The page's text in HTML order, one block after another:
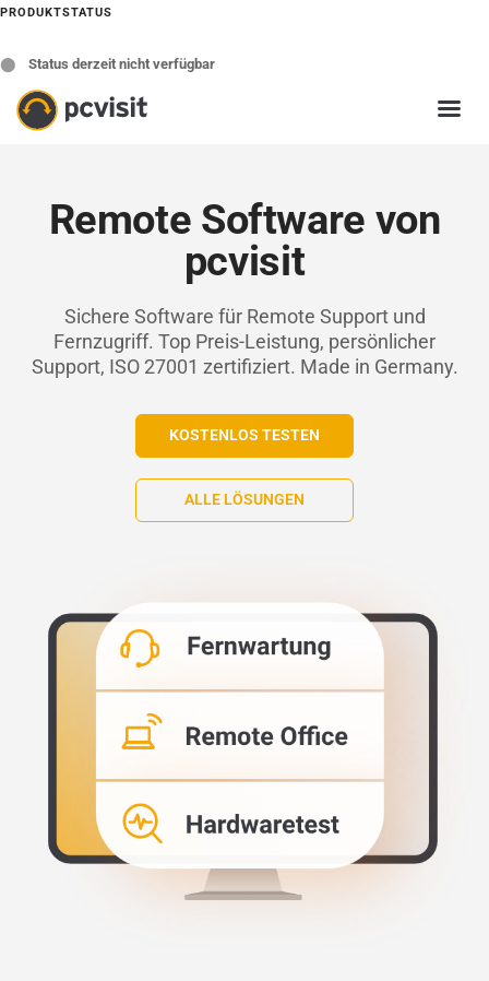
PRODUKTSTATUS
⬤ Status derzeit nicht verfügbar
Remote Software von
pcvisit
Sichere Software für Remote Support und
Fernzugriff. Top Preis-Leistung, persönlicher
Support, ISO 27001 zertifiziert. Made in Germany.
KOSTENLOS TESTEN
ALLE LÖSUNGEN